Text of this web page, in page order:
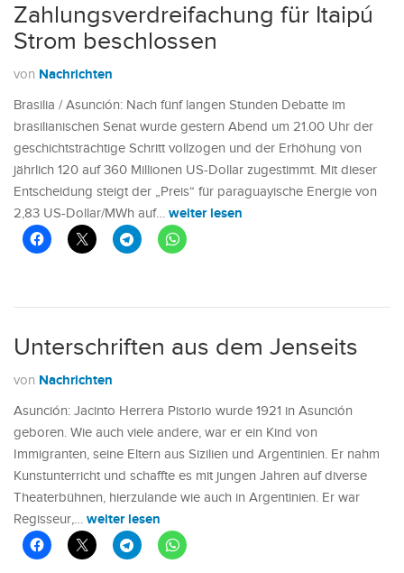
Zahlungsverdreifachung für Itaipú
Strom beschlossen
von Nachrichten
Brasilia / Asunción: Nach fünf langen Stunden Debatte im
brasilianischen Senat wurde gestern Abend um 21.00 Uhr der
geschichtsträchtige Schritt vollzogen und der Erhöhung von
jährlich 120 auf 360 Millionen US-Dollar zugestimmt. Mit dieser
Entscheidung steigt der „Preis“ für paraguayische Energie von
2,83 US-Dollar/MWh auf… weiter lesen
Unterschriften aus dem Jenseits
von Nachrichten
Asunción: Jacinto Herrera Pistorio wurde 1921 in Asunción
geboren. Wie auch viele andere, war er ein Kind von
Immigranten, seine Eltern aus Sizilien und Argentinien. Er nahm
Kunstunterricht und schaffte es mit jungen Jahren auf diverse
Theaterbühnen, hierzulande wie auch in Argentinien. Er war
Regisseur,… weiter lesen